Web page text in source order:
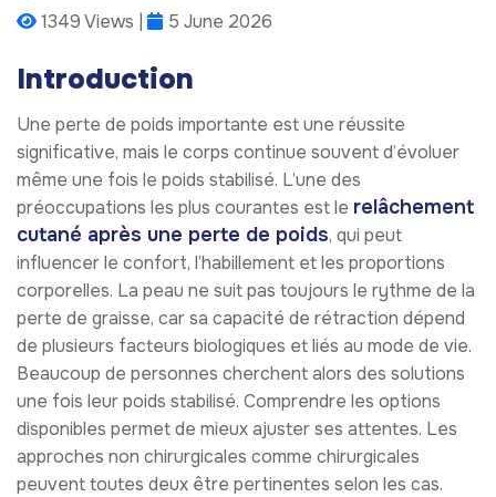
1349 Views | 5 June 2026
Introduction
Une perte de poids importante est une réussite
significative, mais le corps continue souvent d’évoluer
même une fois le poids stabilisé. L’une des
préoccupations les plus courantes est le relâchement
cutané après une perte de poids, qui peut
influencer le confort, l’habillement et les proportions
corporelles. La peau ne suit pas toujours le rythme de la
perte de graisse, car sa capacité de rétraction dépend
de plusieurs facteurs biologiques et liés au mode de vie.
Beaucoup de personnes cherchent alors des solutions
une fois leur poids stabilisé. Comprendre les options
disponibles permet de mieux ajuster ses attentes. Les
approches non chirurgicales comme chirurgicales
peuvent toutes deux être pertinentes selon les cas.